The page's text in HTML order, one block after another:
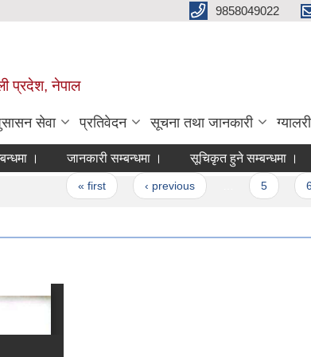
9858049022
प्रदेश, नेपाल
सेवा प्रतिवेदन सूचना तथा जानकारी ग्यालरी
। जानकारी सम्बन्धमा । सूचिकृत हुने सम्बन्धमा ।
‹ previous …